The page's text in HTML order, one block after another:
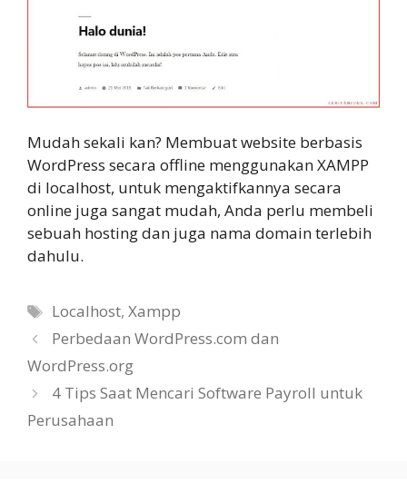
Mudah sekali kan? Membuat website berbasis
WordPress secara offline menggunakan XAMPP
di localhost, untuk mengaktifkannya secara
online juga sangat mudah, Anda perlu membeli
sebuah hosting dan juga nama domain terlebih
dahulu.
Tags
Localhost,Xampp
Perbedaan WordPress.com dan
WordPress.org
4 Tips Saat Mencari Software Payroll untuk
Perusahaan